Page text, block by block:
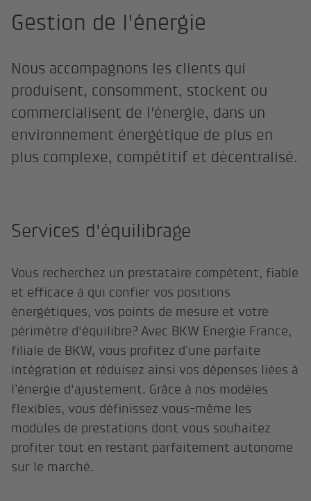
Gestion de l'énergie
Nous accompagnons les clients qui
produisent, consomment, stockent ou
commercialisent de l'énergie, dans un
environnement énergétique de plus en
plus complexe, compétitif et décentralisé.
Services d'équilibrage
Vous recherchez un prestataire compétent, fiable
et efficace à qui confier vos positions
énergétiques, vos points de mesure et votre
périmètre d'équilibre? Avec BKW Energie France,
filiale de BKW, vous profitez d’une parfaite
intégration et réduisez ainsi vos dépenses liées à
l’énergie d'ajustement. Grâce à nos modèles
flexibles, vous définissez vous-même les
modules de prestations dont vous souhaitez
profiter tout en restant parfaitement autonome
sur le marché.